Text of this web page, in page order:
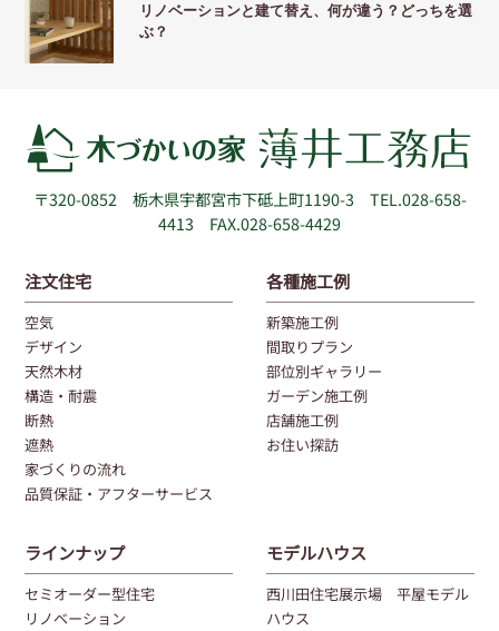
リノベーションと建て替え、何が違う？どっちを選
ぶ？
〒320-0852 栃木県宇都宮市下砥上町1190-3
TEL.028-658-
4413 FAX.028-658-4429
注文住宅
空気
デザイン
天然木材
構造・耐震
断熱
遮熱
家づくりの流れ
品質保証・アフターサービス
各種施工例
新築施工例
間取りプラン
部位別ギャラリー
ガーデン施工例
店舗施工例
お住い探訪
ラインナップ
セミオーダー型住宅
リノベーション
モデルハウス
西川田住宅展示場 平屋モデル
ハウス